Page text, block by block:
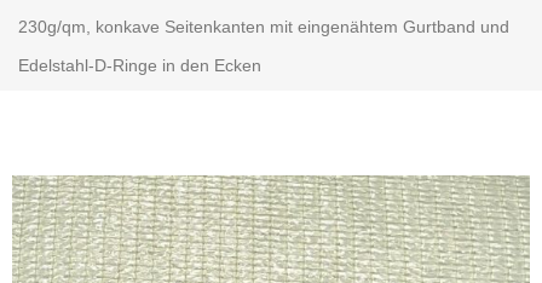
230g/qm, konkave Seitenkanten mit eingenähtem Gurtband und
Edelstahl-D-Ringe in den Ecken